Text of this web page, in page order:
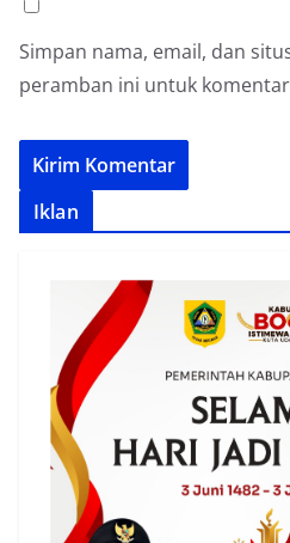
Simpan nama, email, dan
peramban ini untuk
Iklan